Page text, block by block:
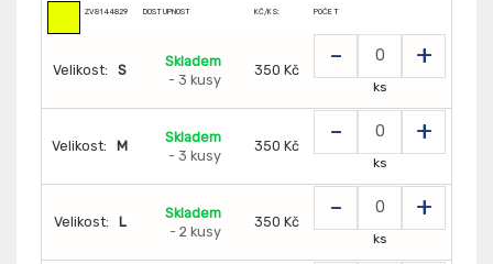
ZV8144829 DOSTUPNOST KČ/KS: POČET
Velikost: S
Skladem
- 3 kusy
350 Kč - +
ks
Velikost: M
Skladem
- 3 kusy
350 Kč - +
ks
Velikost: L
Skladem
- 2 kusy
350 Kč - +
ks